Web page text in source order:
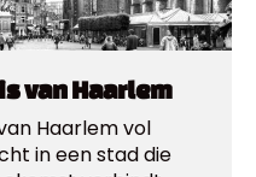
van Haarlem
Haarlem vol
in een stad die